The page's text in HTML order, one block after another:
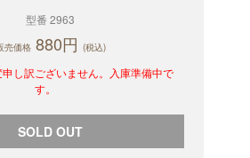
型番 2963
売価格 880円 (税込)
し訳ございません。入庫準備中で
す。
SOLD OUT